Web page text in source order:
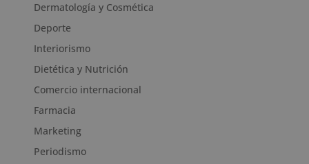
Dermatología y Cosmética
Deporte
Interiorismo
Dietética y Nutrición
Comercio internacional
Farmacia
Marketing
Periodismo